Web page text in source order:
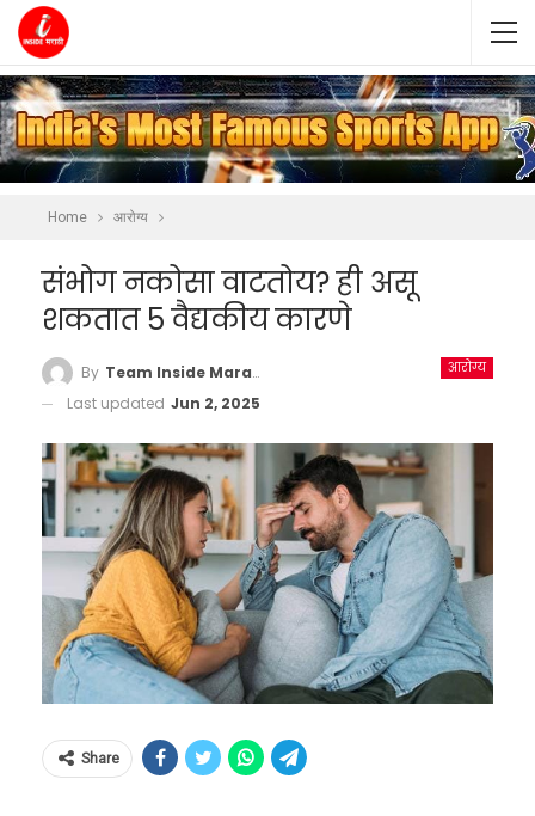
Home आरोग्य
संभोग नकोसा वाटतोय? ही असू
शकतात 5 वैद्यकीय कारणे
आरोग्य
By Team Inside Marathi
Last updated Jun 2, 2025
Share